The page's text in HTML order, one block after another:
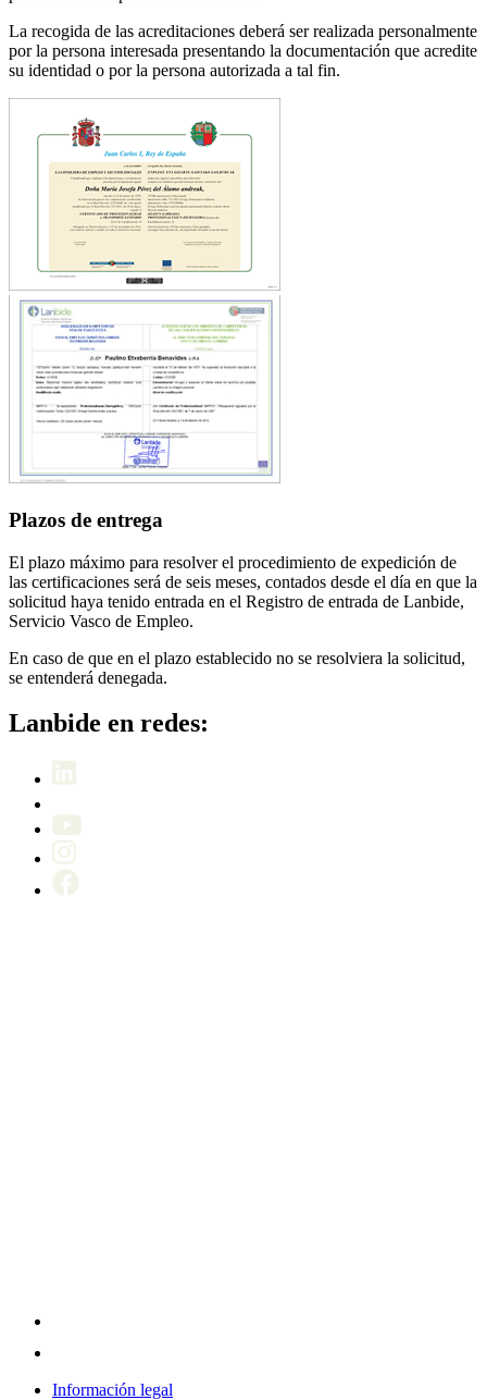
La recogida de las acreditaciones deberá ser realizada personalmente
por la persona interesada presentando la documentación que acredite
su identidad o por la persona autorizada a tal fin.
Plazos de entrega
El plazo máximo para resolver el procedimiento de expedición de
las certificaciones será de seis meses, contados desde el día en que la
solicitud haya tenido entrada en el Registro de entrada de Lanbide,
Servicio Vasco de Empleo.
En caso de que en el plazo establecido no se resolviera la solicitud,
se entenderá denegada.
Lanbide en redes:
Información legal